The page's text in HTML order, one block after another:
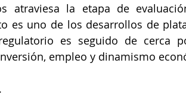
atraviesa la etapa de
es uno de los desarrollos de
es seguido de cerca
empleo y dinamismo